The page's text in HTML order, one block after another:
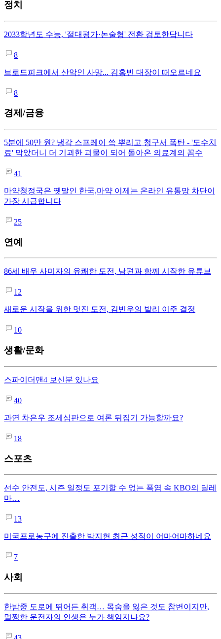
정치
2033학년도 수능, '절대평가·논술형' 전환 검토한답니다
8
브로드피크에서 산악인 사망... 김홍빈 대장이 떠오르네요
8
경제/금융
5분에 50만 원? 냉각 스프레이 쓱 뿌리고 청구서 폭탄 - '도수치
료' 막았더니 더 기괴한 괴물이 되어 돌아온 의료계의 꼼수
41
마약청정국은 옛말인 한국,마약 이제는 온라인 유통망 차단이
가장 시급합니다
25
연예
86세 배우 사미자의 유쾌한 도전, 남편과 함께 시작한 유튜브
12
새로운 시작을 위한 멋진 도전, 김빈우의 발리 이주 결정
10
생활/문화
스파이더맨4 보신분 있나요
40
과연 차은우 조세심판으로 여론 뒤집기 가능할까요?
18
스포츠
선수 안전도, 시즌 일정도 포기할 수 없는 폭염 속 KBO의 딜레
마…
13
미국프로농구에 진출한 박지현 최근 성적이 어마어마하네요
7
사회
한밤중 도로에 뛰어든 취객… 목숨을 잃은 것도 참변이지만,
멀쩡한 운전자의 인생은 누가 책임지나요?